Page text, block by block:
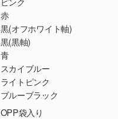
可能です。→
データの背景が足りない
分からない
ータが印刷範囲よりも小さ
な色・柄の背景であれば
詳しく見る
赤
黒(オフホワイト軸)
黒(黒軸)
青
スカイブルー
ライトピンク
ブルーブラック
OPP袋入り